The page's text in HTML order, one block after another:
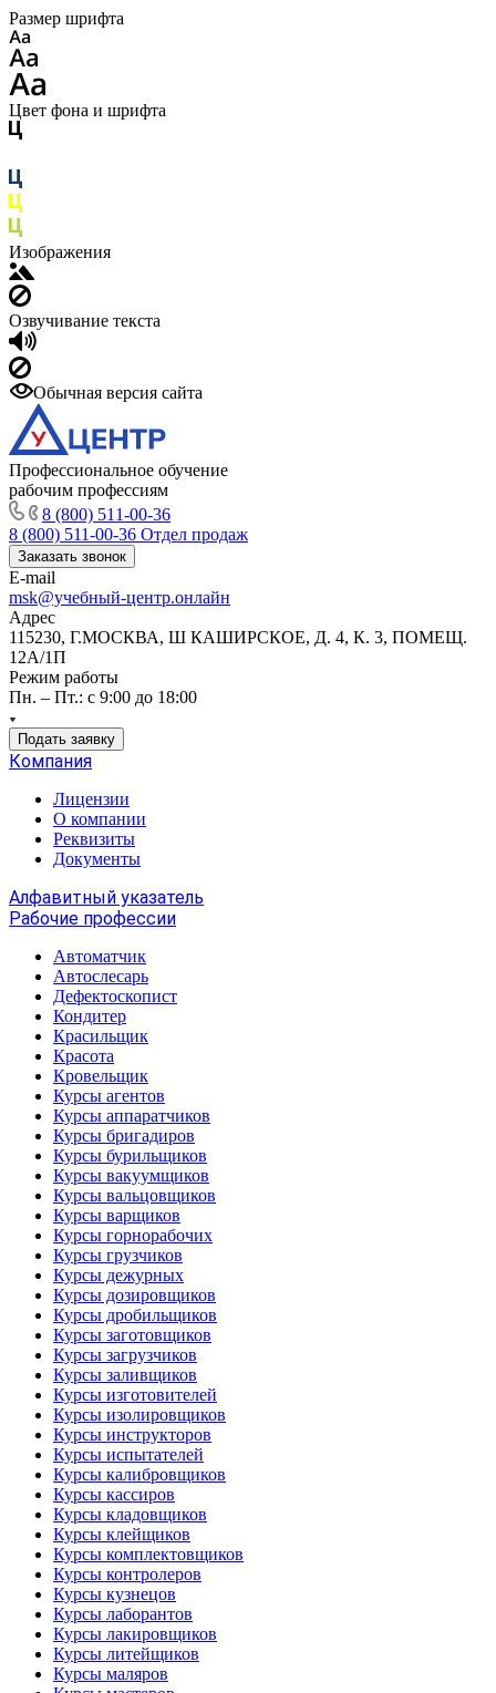
Размер шрифта
Цвет фона и шрифта
Изображения
Озвучивание текста
Обычная версия сайта
Профессиональное обучение
рабочим профессиям
8 (800) 511-00-36
8 (800) 511-00-36 Отдел продаж
Заказать звонок
E-mail
msk@учебный-центр.онлайн
Адрес
115230, Г.МОСКВА, Ш КАШИРСКОЕ, Д. 4, К. 3, ПОМЕЩ.
12А/1П
Режим работы
Пн. – Пт.: с 9:00 до 18:00
Подать заявку
Компания
Лицензии
О компании
Реквизиты
Документы
Алфавитный указатель
Рабочие профессии
Автоматчик
Автослесарь
Дефектоскопист
Кондитер
Красильщик
Красота
Кровельщик
Курсы агентов
Курсы аппаратчиков
Курсы бригадиров
Курсы бурильщиков
Курсы вакуумщиков
Курсы вальцовщиков
Курсы варщиков
Курсы горнорабочих
Курсы грузчиков
Курсы дежурных
Курсы дозировщиков
Курсы дробильщиков
Курсы заготовщиков
Курсы загрузчиков
Курсы заливщиков
Курсы изготовителей
Курсы изолировщиков
Курсы инструкторов
Курсы испытателей
Курсы калибровщиков
Курсы кассиров
Курсы кладовщиков
Курсы клейщиков
Курсы комплектовщиков
Курсы контролеров
Курсы кузнецов
Курсы лаборантов
Курсы лакировщиков
Курсы литейщиков
Курсы маляров